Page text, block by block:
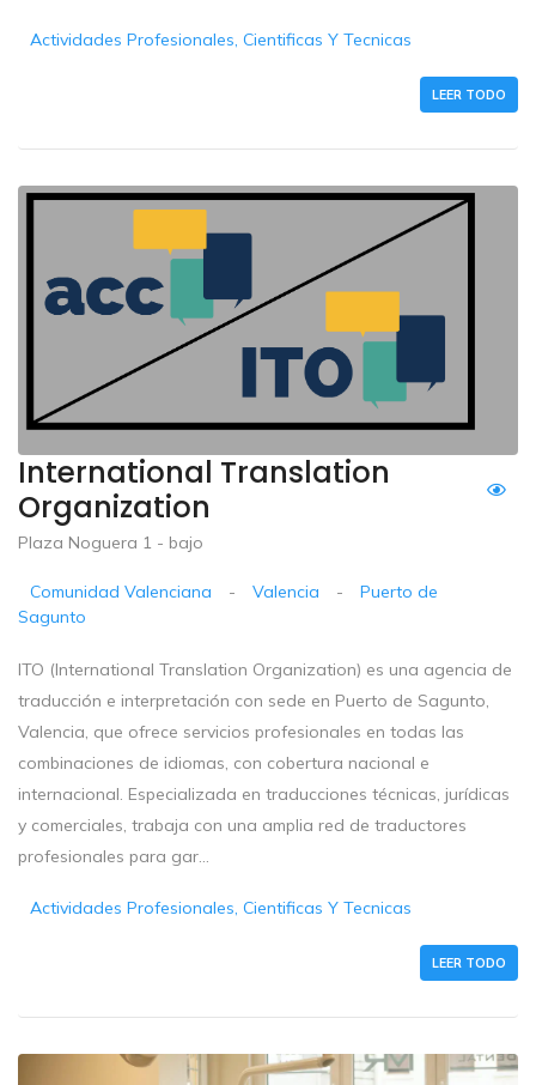
Actividades Profesionales, Cientificas Y Tecnicas
LEER TODO
International Translation
Organization
Plaza Noguera 1 - bajo
Comunidad Valenciana - Valencia -
Puerto de
Sagunto
ITO (International Translation Organization) es una agencia de
traducción e interpretación con sede en Puerto de Sagunto,
Valencia, que ofrece servicios profesionales en todas las
combinaciones de idiomas, con cobertura nacional e
internacional. Especializada en traducciones técnicas, jurídicas
y comerciales, trabaja con una amplia red de traductores
profesionales para gar...
Actividades Profesionales, Cientificas Y Tecnicas
LEER TODO